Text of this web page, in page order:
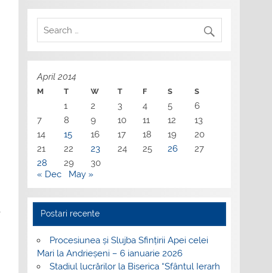
April 2014
M T W T F S S
1 2 3 4 5
6
7
8 9 10 11 12
13
14
15 16 17 18 19
20
21
22 23 24 25 26
27
28
29
30
« Dec
May »
Postari recente
Procesiunea și Slujba Sfințirii Apei celei
Mari la Andrieșeni – 6 ianuarie 2026
Stadiul lucrărilor la Biserica “Sfântul Ierarh